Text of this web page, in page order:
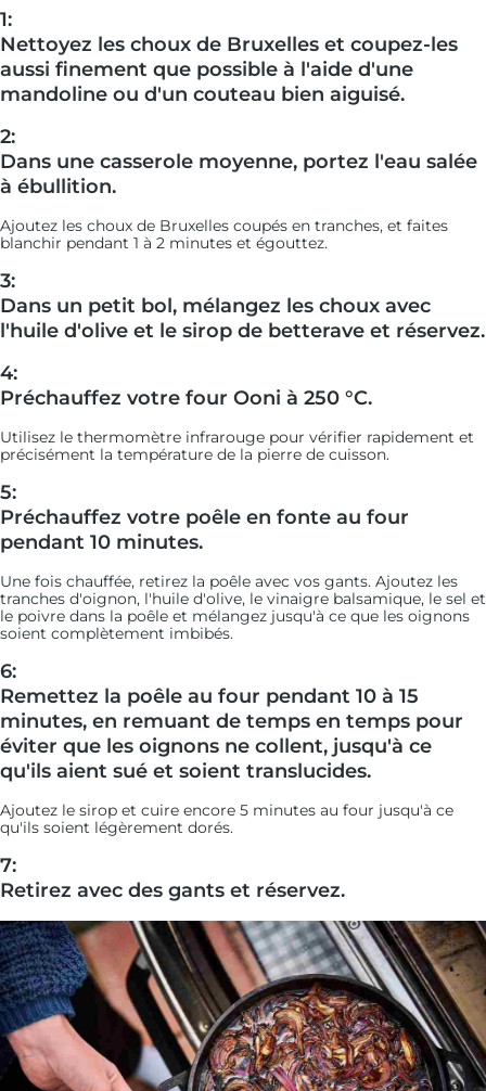
1:
Nettoyez les choux de Bruxelles et coupez-les
aussi finement que possible à l'aide d'une
mandoline ou d'un couteau bien aiguisé.
2:
Dans une casserole moyenne, portez l'eau salée
à ébullition.
Ajoutez les choux de Bruxelles coupés en tranches, et faites
blanchir pendant 1 à 2 minutes et égouttez.
3:
Dans un petit bol, mélangez les choux avec
l'huile d'olive et le sirop de betterave et réservez.
4:
Préchauffez votre four Ooni à 250 °C.
Utilisez le thermomètre infrarouge pour vérifier rapidement et
précisément la température de la pierre de cuisson.
5:
Préchauffez votre poêle en fonte au four
pendant 10 minutes.
Une fois chauffée, retirez la poêle avec vos gants. Ajoutez les
tranches d'oignon, l'huile d'olive, le vinaigre balsamique, le sel et
le poivre dans la poêle et mélangez jusqu'à ce que les oignons
soient complètement imbibés.
6:
Remettez la poêle au four pendant 10 à 15
minutes, en remuant de temps en temps pour
éviter que les oignons ne collent, jusqu'à ce
qu'ils aient sué et soient translucides.
Ajoutez le sirop et cuire encore 5 minutes au four jusqu'à ce
qu'ils soient légèrement dorés.
7:
Retirez avec des gants et réservez.